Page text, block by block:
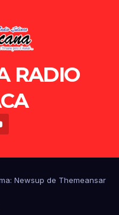
RADIO
Newsup de Themeansar